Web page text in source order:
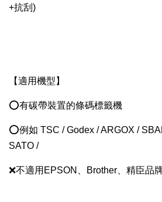
+抗刮)
【適用機型】
⭕有碳帶裝置的條碼標籤機
⭕例如 TSC / Godex / ARGOX /
SATO /
❌不適用EPSON、Brother、精臣品